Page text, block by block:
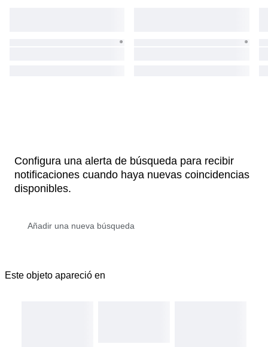
Configura una alerta de búsqueda para recibir
notificaciones cuando haya nuevas coincidencias
disponibles.
Este objeto apareció en